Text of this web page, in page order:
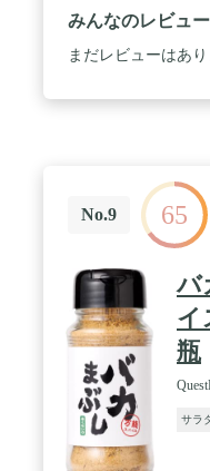
リアンダーなどの
うに、鰹節、醤油
り肉料理にはもち
キャンプやバーベ
り、屋外での調理
ウトドアでも気軽
射日光、高温多湿
とフタを閉めて保
原材料: 食塩、ガー
ニオン、胡椒、唐
ー、パセリ、バジ
酸）、(原材料の一
限: 未開封の場合、
保つために早めに
みんなのレビュー
まだレビューはあ
No.9 65
バ
イ
瓶
サラ